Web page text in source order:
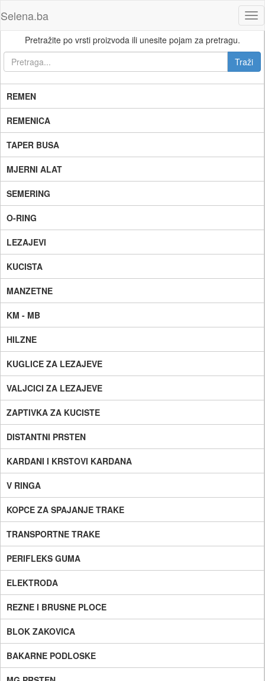
Selena.ba
Pretražite po vrsti proizvoda ili unesite pojam za pretragu.
REMEN
REMENICA
TAPER BUSA
MJERNI ALAT
SEMERING
O-RING
LEZAJEVI
KUCISTA
MANZETNE
KM - MB
HILZNE
KUGLICE ZA LEZAJEVE
VALJCICI ZA LEZAJEVE
ZAPTIVKA ZA KUCISTE
DISTANTNI PRSTEN
KARDANI I KRSTOVI KARDANA
V RINGA
KOPCE ZA SPAJANJE TRAKE
TRANSPORTNE TRAKE
PERIFLEKS GUMA
ELEKTRODA
REZNE I BRUSNE PLOCE
BLOK ZAKOVICA
BAKARNE PODLOSKE